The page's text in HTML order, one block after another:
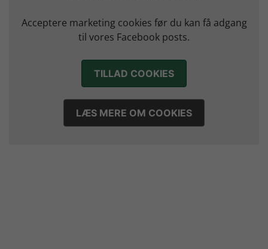
Marius Nørsøller udlejes til HØJ Elite
14. juli 2026
Acceptere marketing cookies før du kan få adgang
til vores Facebook posts.
TILLAD COOKIES
LÆS MERE OM COOKIES